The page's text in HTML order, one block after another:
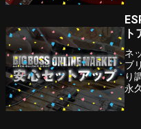
ト
ネ
ブ
り
永